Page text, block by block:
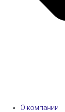
О компании